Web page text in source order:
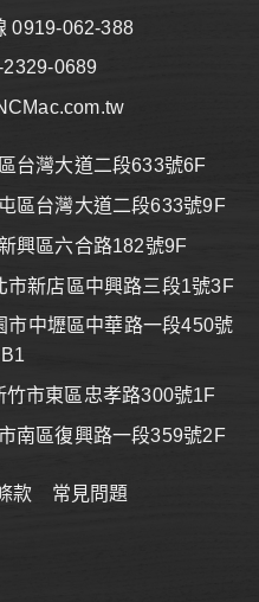
0919-062-388
2329-0689
台灣大道二段633號6F
區台灣大道二段633號9F
興區六合路182號9F
市新店區中興路三段1號3F
市中壢區中華路一段450號
B1
市東區忠孝路300號1F
南區復興路一段359號2F
款 常見問題